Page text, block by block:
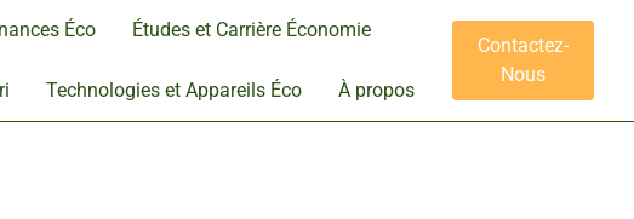
Éco Études et Carrière Économie
Technologies et Appareils Éco À propos
Contactez-
Nous